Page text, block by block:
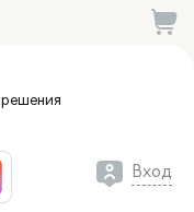
решения
Вход